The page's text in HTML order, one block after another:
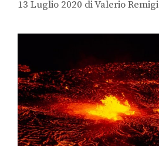
13 Luglio 2020 diValerio Remigi